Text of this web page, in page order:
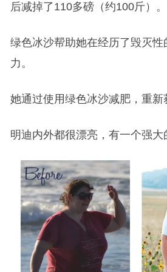
后减掉了110多磅（约100斤）。
绿色冰沙帮助她在经历了毁灭
力。
她通过使用绿色冰沙减肥，重新
明迪内外都很漂亮，有一个强大